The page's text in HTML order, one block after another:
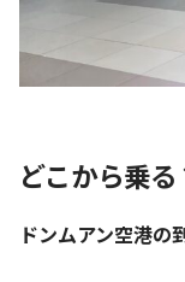
どこから乗
ドンムアン空港の